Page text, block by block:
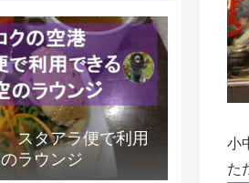
小
た
スタアラ便で利用
ラウンジ